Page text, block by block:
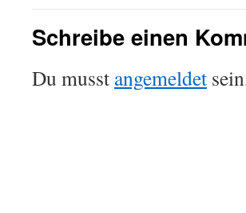
Schreibe einen
Du musst angemeldet